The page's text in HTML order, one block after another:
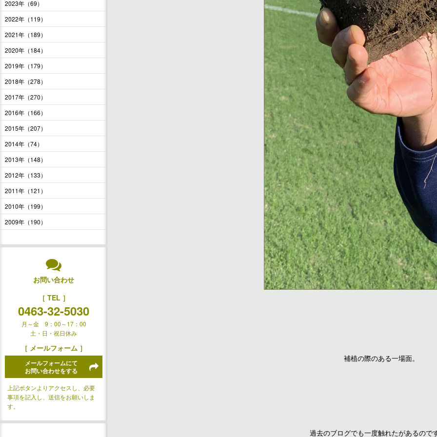
補植の際のある一場面。
過去のブログでも一度触れたがあるので
2023年（69）
2022年（119）
2021年（189）
2020年（184）
2019年（179）
2018年（278）
2017年（270）
2016年（166）
2015年（207）
2014年（74）
2013年（148）
2012年（133）
2011年（121）
2010年（199）
2009年（190）
お問い合わせ
［ TEL ］
0463-32-5030
月～金 9：00～17：00
土・日・祝日休み
［ メールフォーム ］
メールフォームにて
お問い合わせをする
上記ボタンよりアクセスし、必要
事項を記入し、送信をお願いしま
す。